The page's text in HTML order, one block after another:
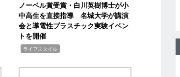
ノーベル賞受賞・白川英樹博士が小
中高生を直接指導 名城大学が講演
会と導電性プラスチック実験イベン
トを開催
ライフスタイル